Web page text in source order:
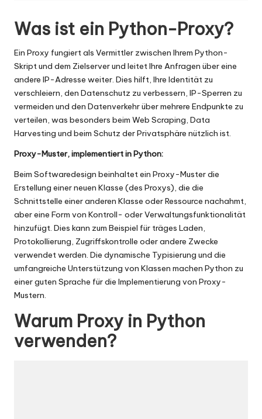
o
n
]
-
O
k
e
y
P
r
o
x
y
Was ist ein Python-Proxy?
Ein Proxy fungiert als Vermittler zwischen Ihrem Python-
Skript und dem Zielserver und leitet Ihre Anfragen über eine
andere IP-Adresse weiter. Dies hilft, Ihre Identität zu
verschleiern, den Datenschutz zu verbessern, IP-Sperren zu
vermeiden und den Datenverkehr über mehrere Endpunkte zu
verteilen, was besonders beim Web Scraping, Data
Harvesting und beim Schutz der Privatsphäre nützlich ist.
Proxy-Muster, implementiert in Python:
Beim Softwaredesign beinhaltet ein Proxy-Muster die
Erstellung einer neuen Klasse (des Proxys), die die
Schnittstelle einer anderen Klasse oder Ressource nachahmt,
aber eine Form von Kontroll- oder Verwaltungsfunktionalität
hinzufügt. Dies kann zum Beispiel für träges Laden,
Protokollierung, Zugriffskontrolle oder andere Zwecke
verwendet werden. Die dynamische Typisierung und die
umfangreiche Unterstützung von Klassen machen Python zu
einer guten Sprache für die Implementierung von Proxy-
Mustern.
Warum Proxy in Python
verwenden?